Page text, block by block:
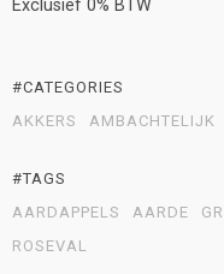
Exclusief 0% BTW
#CATEGORIES
AKKERS
AMBACHTELIJK
#TAGS
AARDAPPELS
AARDE
ROSEVAL